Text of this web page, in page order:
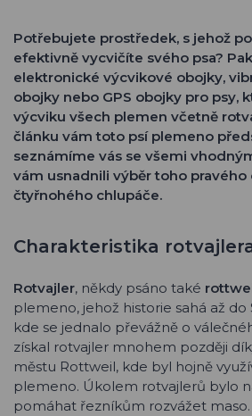
Potřebujete prostředek, s jehož
efektivně vycvičíte svého psa?
elektronické výcvikové obojky,
obojky nebo GPS obojky pro psy,
výcviku všech plemen včetně
článku vám toto psí plemeno
seznámíme vás se všemi
vám usnadnili výběr toho pravého
čtyřnohého chlupáče.
Charakteristika
Rotvajler, někdy psáno také
plemeno, jehož historie sahá až do
kde se jednalo převážně o
získal rotvajler mnohem později
městu Rottweil, kde byl hojně
plemeno. Úkolem rotvajlerů bylo
pomáhat řezníkům rozvážet